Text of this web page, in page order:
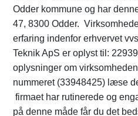
Odder kommune og har
47, 8300 Odder.
erfaring indenfor erhvervet
Teknik ApS er oplyst til:
oplysninger om
nummeret (33948425) læse
firmaet har rutinerede og
på denne måde får du det